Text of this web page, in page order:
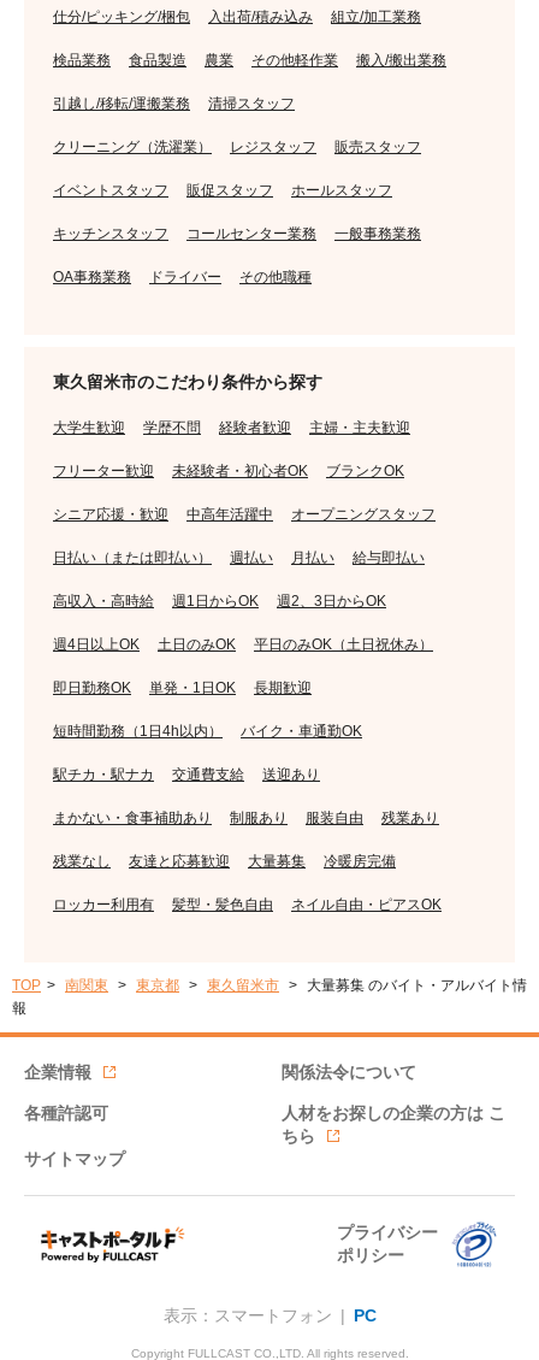
仕分/ピッキング/梱包 入出荷/積み込み 組立/加工業務
検品業務 食品製造 農業 その他軽作業 搬入/搬出業務
引越し/移転/運搬業務 清掃スタッフ
クリーニング（洗濯業） レジスタッフ 販売スタッフ
イベントスタッフ 販促スタッフ ホールスタッフ
キッチンスタッフ コールセンター業務 一般事務業務
OA事務業務 ドライバー その他職種
東久留米市のこだわり条件から探す
大学生歓迎 学歴不問 経験者歓迎 主婦・主夫歓迎
フリーター歓迎 未経験者・初心者OK ブランクOK
シニア応援・歓迎 中高年活躍中 オープニングスタッフ
日払い（または即払い） 週払い 月払い 給与即払い
高収入・高時給 週1日からOK 週2、3日からOK
週4日以上OK 土日のみOK 平日のみOK（土日祝休み）
即日勤務OK 単発・1日OK 長期歓迎
短時間勤務（1日4h以内） バイク・車通勤OK
駅チカ・駅ナカ 交通費支給 送迎あり
まかない・食事補助あり 制服あり 服装自由 残業あり
残業なし 友達と応募歓迎 大量募集 冷暖房完備
ロッカー利用有 髪型・髪色自由 ネイル自由・ピアスOK
TOP 南関東 東京都 東久留米市
大量募集 のバイト・アルバイト情
報
企業情報 関係法令について
各種許認可 人材をお探しの企業の方は こ
ちら
サイトマップ
プライバシー
ポリシー
表示：スマートフォン | PC
Copyright FULLCAST CO.,LTD. All rights reserved.